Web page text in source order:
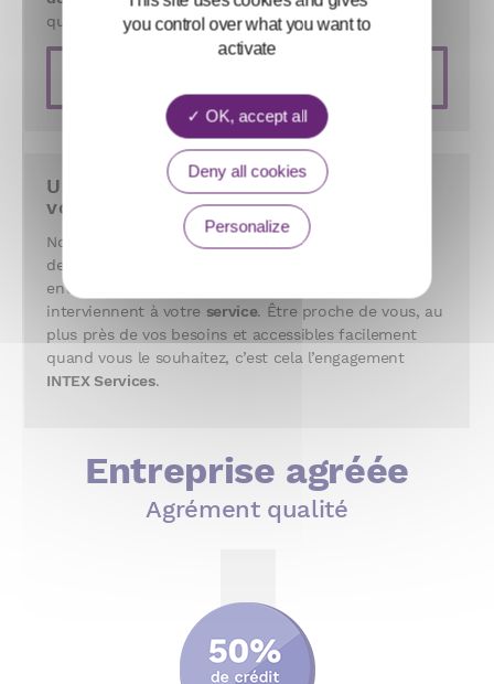
qualitativement chacun de nos clients.
Un service à la personne proche de
vous
Nous sommes implantés à Orléanset dans le
depuis 2003. Nous connaissons bien votre
environnement, tout comme les
interviennent à votre service. Être proche de vous, au
plus près de vos besoins et accessibles facilement
quand vous le souhaitez, c’est cela l’engagement
INTEX Services.
Entreprise agréée
Agrément qualité
you control over what you want to
activate
OK, accept all
Deny all cookies
Personalize